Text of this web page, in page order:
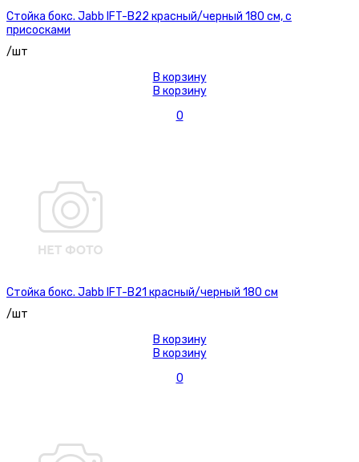
Стойка бокс. Jabb IFT-B22 красный/черный 180 см, с
присосками
/шт
В корзину
В корзину
0
Стойка бокс. Jabb IFT-B21 красный/черный 180 см
/шт
В корзину
В корзину
0